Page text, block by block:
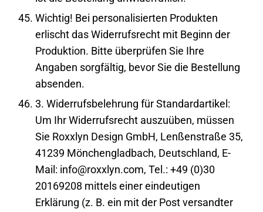
Wichtig! Bei personalisierten Produkten
erlischt das Widerrufsrecht mit Beginn der
Produktion. Bitte überprüfen Sie Ihre
Angaben sorgfältig, bevor Sie die Bestellung
absenden.
3. Widerrufsbelehrung für Standardartikel:
Um Ihr Widerrufsrecht auszuüben, müssen
Sie Roxxlyn Design GmbH, Lenßenstraße 35,
41239 Mönchengladbach, Deutschland, E-
Mail: info@roxxlyn.com, Tel.: +49 (0)30
20169208 mittels einer eindeutigen
Erklärung (z. B. ein mit der Post versandter